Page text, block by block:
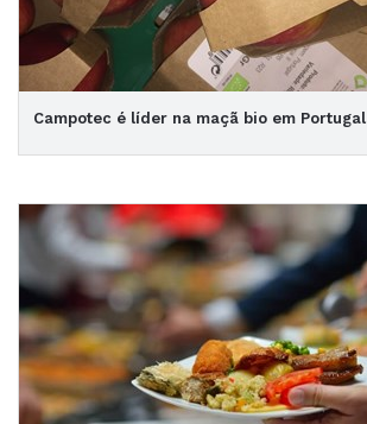
Campotec é líder na maçã bio em Portugal